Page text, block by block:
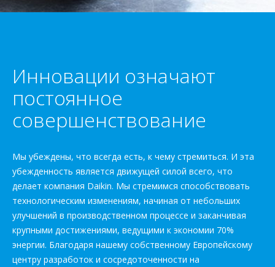
Инновации означают
постоянное
совершенствование
Мы убеждены, что всегда есть, к чему стремиться. И эта
убежденность является движущей силой всего, что
делает компания Daikin. Мы стремимся способствовать
технологическим изменениям, начиная от небольших
улучшений в производственном процессе и заканчивая
крупными достижениями, ведущими к экономии 70%
энергии. Благодаря нашему собственному Европейскому
центру разработок и сосредоточенности на